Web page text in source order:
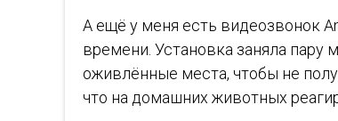
А ещё у меня есть видеозвонок
времени. Установка заняла пару
оживлённые места, чтобы не
что на домашних животных